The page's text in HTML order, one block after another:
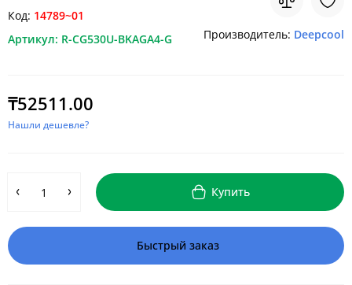
Код: 14789~01
Артикул: R-CG530U-BKAGA4-G Производитель: Deepcool
₸52511.00
Нашли дешевле?
Купить
Быстрый заказ